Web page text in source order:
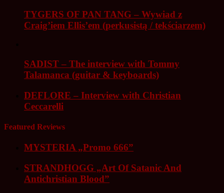
TYGERS OF PAN TANG – Wywiad z
Craig’iem Ellis’em (perkusistą / tekściarzem)
SADIST – The interview with Tommy
Talamanca (guitar & keyboards)
DEFLORE – Interview with Christian
Ceccarelli
Featured Reviews
MYSTERIA „Promo 666”
STRANDHOGG „Art Of Satanic And
Antichristian Blood”